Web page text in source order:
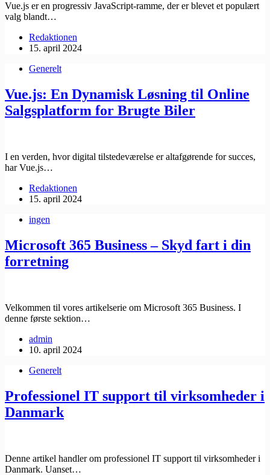
Vue.js er en progressiv JavaScript-ramme, der er blevet et populært
valg blandt…
Redaktionen
15. april 2024
Generelt
Vue.js: En Dynamisk Løsning til Online
Salgsplatform for Brugte Biler
I en verden, hvor digital tilstedeværelse er altafgørende for succes,
har Vue.js…
Redaktionen
15. april 2024
ingen
Microsoft 365 Business – Skyd fart i din
forretning
Velkommen til vores artikelserie om Microsoft 365 Business. I
denne første sektion…
admin
10. april 2024
Generelt
Professionel IT support til virksomheder i
Danmark
Denne artikel handler om professionel IT support til virksomheder i
Danmark. Uanset…